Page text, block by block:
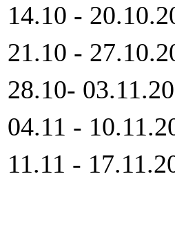
14.10 -
21.10 -
28.10-
04.11 -
11.11 -